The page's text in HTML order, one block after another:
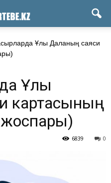
Ұлы Даланың саяси
Ұлы
картасының
жоспары)
0
6839